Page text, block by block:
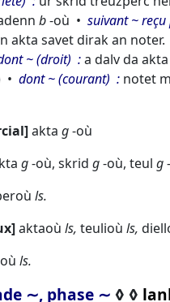
b-où
suivant ~
akta savet dirak an noter.
~ (droit)
a dalv da
dont ~ (courant)
notet
akta g-où
g-où, skrid g-où, teul g
ls.
aktaoù ls, teulioù ls,
ls.
∼, phase ∼ ◊ ◊